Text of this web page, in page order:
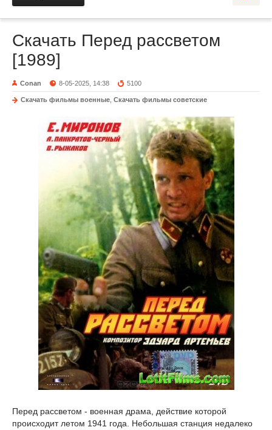
Скачать Перед рассветом
[1989]
Conan 8-05-2025, 14:38 5100
Скачать фильмы военные Скачать фильмы советские
Перед рассветом - военная драма, действие которой
происходит летом 1941 года. Небольшая станция недалеко